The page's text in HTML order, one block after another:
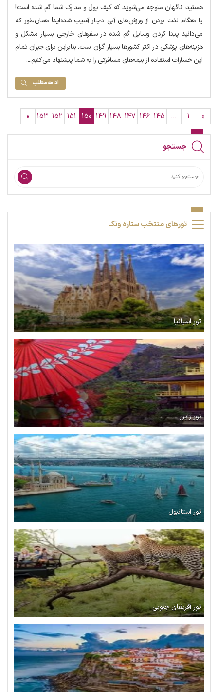
هستید، ناگهان متوجه می‌شوید که کیف پول و مدارک شما گم شده است!
یا هنگام لذت بردن از ورزش‌های آبی دچار آسیب شده‌اید! همان‌طور که
می‌دانید پیدا کردن وسایل گم شده در سفرهای خارجی بسیار مشکل و
هزینه‌های پزشکی در اکثر کشورها بسیار گران است. بنابراین برای جبران تمام
این خسارات استفاده از بیمه‌های مسافرتی را به شما پیشنهاد می‌کنیم....
ادامه مطلب
«
1
…
145
146
147
148
149
150
151
152
153
»
جستجو
تورهای منتخب ستاره ونک
تور اسپانیا
تور ژاپن
تور استانبول
تور آفریقای جنوبی